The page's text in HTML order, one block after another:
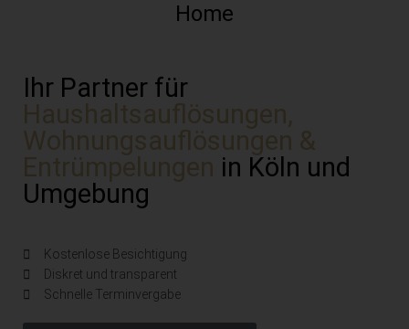
Home
Ihr Partner für
Haushaltsauflösungen,
Wohnungsauflösungen &
Entrümpelungen in Köln und
Umgebung
Kostenlose Besichtigung
Diskret und transparent
Schnelle Terminvergabe